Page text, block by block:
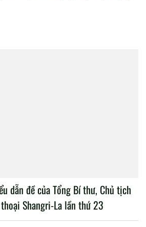
dẫn đề của Tổng Bí thư, Chủ tịch
Shangri-La lần thứ 23